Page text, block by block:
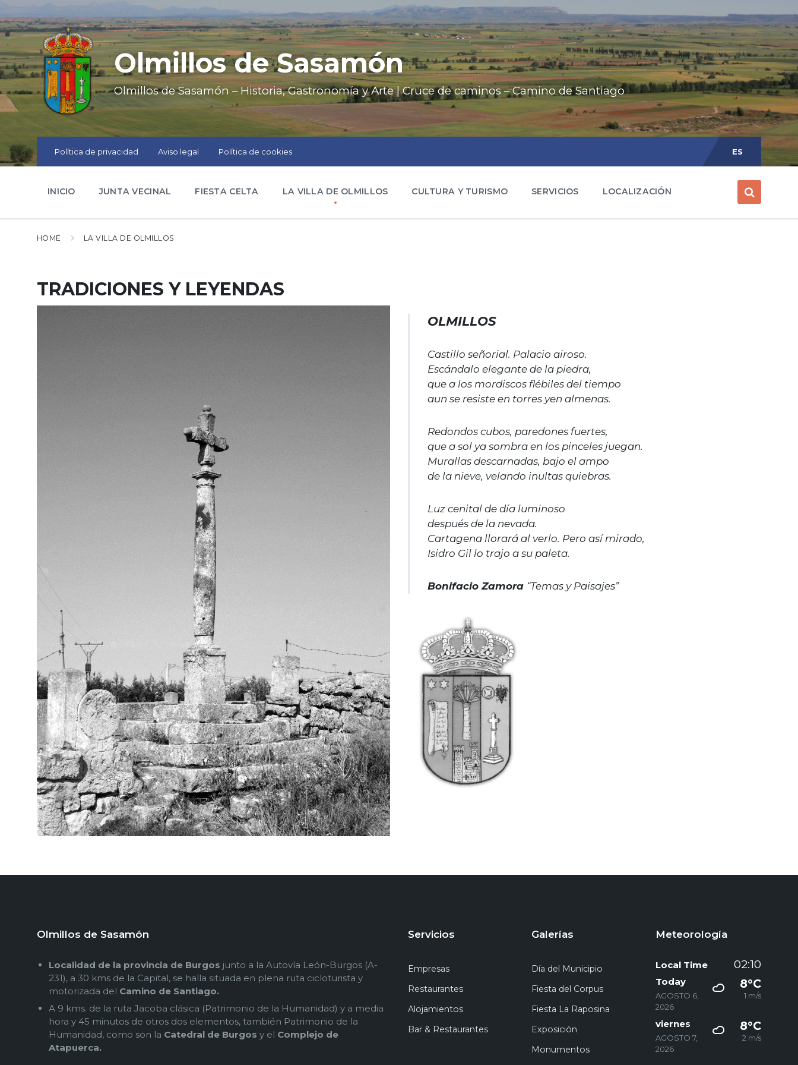
to
content
to
main
navigation
to
footer
Olmillos de Sasamón
Olmillos de Sasamón – Historia, Gastronomía y Arte | Cruce de caminos – Camino de Santiago
Política de privacidad Aviso legal Política de cookies
Choose
language:
ES
INICIO JUNTA VECINAL FIESTA CELTA LA VILLA DE OLMILLOS CULTURA Y TURISMO SERVICIOS LOCALIZACIÓN
HOME LA VILLA DE OLMILLOS
TRADICIONES Y LEYENDAS
OLMILLOS
Castillo señorial. Palacio airoso.
Escándalo elegante de la piedra,
que a los mordiscos flébiles del tiempo
aun se resiste en torres yen almenas.
Redondos cubos, paredones fuertes,
que a sol ya sombra en los pinceles juegan.
Murallas descarnadas, bajo el ampo
de la nieve, velando inultas quiebras.
Luz cenital de día luminoso
después de la nevada.
Cartagena llorará al verlo. Pero así mirado,
Isidro Gil lo trajo a su paleta.
Bonifacio Zamora “Temas y Paisajes”
Olmillos de Sasamón
Localidad de la provincia de Burgos junto a la Autovía León-Burgos (A-
231), a 30 kms de la Capital, se halla situada en plena ruta cicloturista y
motorizada del Camino de Santiago.
A 9 kms. de la ruta Jacoba clásica (Patrimonio de la Humanidad) y a media
hora y 45 minutos de otros dos elementos, también Patrimonio de la
Humanidad, como son la Catedral de Burgos y el Complejo de
Atapuerca.
Servicios
Empresas
Restaurantes
Alojamientos
Bar & Restaurantes
Galerías
Día del Municipio
Fiesta del Corpus
Fiesta La Raposina
Exposición
Monumentos
Meteorología
Local Time 02:10
Today
AGOSTO 6,
2026
8°C
1 m/s
viernes
AGOSTO 7,
2026
8°C
2 m/s